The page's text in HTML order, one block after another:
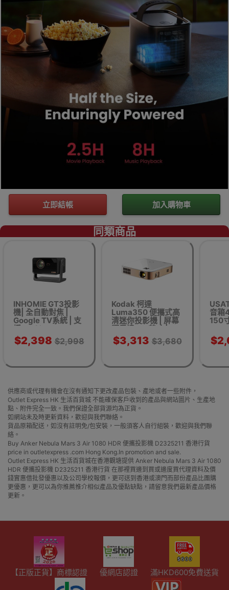
立即結帳 加入購物車
同類商品
INHOMIE GT3投影
機| 全自動對焦 |
Google TV系統 | 支
援Netflix、
YouTube、Disney+
| 4K高清解碼 - 香港
$2,398 $2,998
Kodak 柯達
Luma350 便攜式高
清迷你投影機 | 屏幕
顯示達150英寸 |
200 ANSI流明亮度 |
香港行貨
$3,313 $3,680
音箱
150
供應商或代理有機會在沒有通知下更改產品包裝、產地或者一些附件，
Outlet Express HK 生活百貨城 不能確保客戶收到的產品與網站圖片、生產地
點、附件完全一致。我們保證全部貨源均為正貨。
如網站未及時更新資料，歡迎與我們聯絡。
貨品原箱配送，如沒有註明免/包安裝，一般須客人自行組裝，歡迎與我們聯
絡。
Buy Anker Nebula Mars 3 Air 1080 HDR 便攜投影機 D2325211 香港行貨
price in outletexpress .com Hong Kong.In promotion and sale.
Outlet Express HK 生活百貨城在香港觀塘提供 Anker Nebula Mars 3 Air 1080
HDR 便攜投影機 D2325211 香港行貨 在那裡買邊到買或邊度買代理資料及價
錢實惠借批發優惠以及公司學校報價，更可送到香港或澳門而部份產品比團購
更優惠，更可以為你推薦推介相似產品及優點缺點，請留意我們最新產品價格
更新。
【正版正貨】商標認證 優網店認證 滿HKD600免費送貨